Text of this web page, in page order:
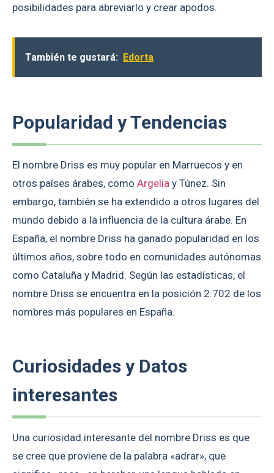
posibilidades para abreviarlo y crear apodos.
También te gustará: Edorta
Popularidad y Tendencias
El nombre Driss es muy popular en Marruecos y en
otros países árabes, como Argelia y Túnez. Sin
embargo, también se ha extendido a otros lugares del
mundo debido a la influencia de la cultura árabe. En
España, el nombre Driss ha ganado popularidad en los
últimos años, sobre todo en comunidades autónomas
como Cataluña y Madrid. Según las estadísticas, el
nombre Driss se encuentra en la posición 2.702 de los
nombres más populares en España.
Curiosidades y Datos
interesantes
Una curiosidad interesante del nombre Driss es que
se cree que proviene de la palabra «adrar», que